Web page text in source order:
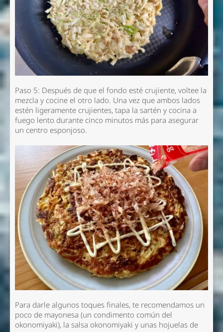
Paso 5: Después de que el fondo esté crujiente, voltee la
mezcla y cocine el otro lado. Una vez que ambos lados
estén ligeramente crujientes, tapa la sartén y cocina a
fuego lento durante cinco minutos más para asegurar
un centro esponjoso.
Para darle algunos toques finales, te recomendamos un
poco de mayonesa (un condimento común del
okonomiyaki), la salsa okonomiyaki y unas hojuelas de